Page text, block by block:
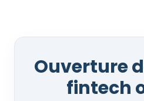
Ouverture
fintech